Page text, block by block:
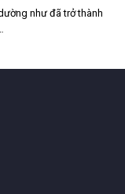
như đã trở thành